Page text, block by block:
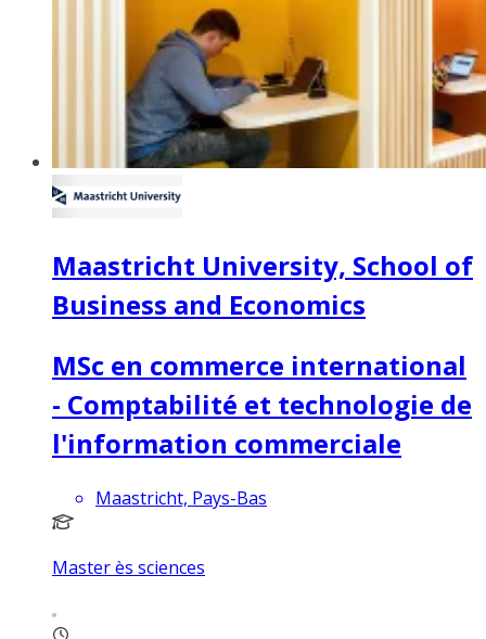
Maastricht University, School of
Business and Economics
MSc en commerce international
- Comptabilité et technologie de
l'information commerciale
Maastricht, Pays-Bas
Master ès sciences